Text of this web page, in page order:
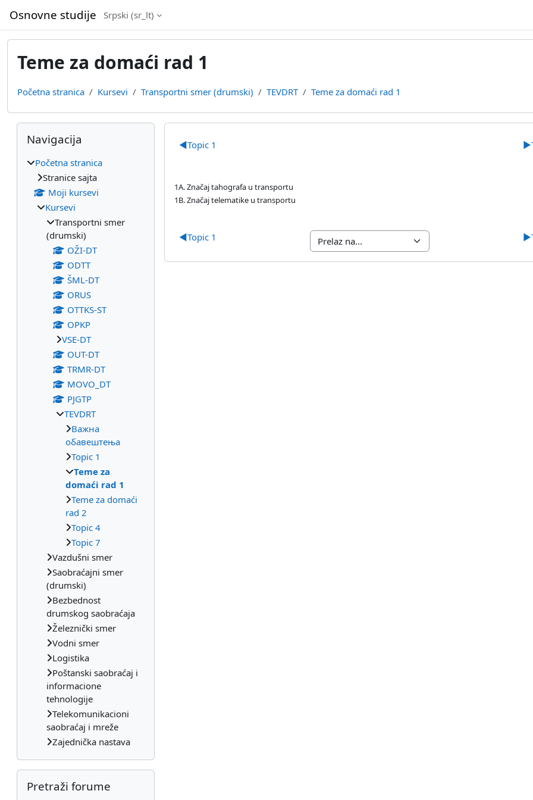
Osnovne studije Srpski ‎(sr_lt)‎
Teme za domaći rad 1
Početna stranica Kursevi Transportni smer (drumski) TEVDRT Teme za domaći rad 1
Pregled sekcija
◀︎Topic 1 ▶︎
1A. Značaj tahografa u transportu
1B. Značaj telematike u transportu
◀︎Topic 1 ▶︎
Blokovi
Preskoči Navigacija
Navigacija
Početna stranica
Stranice sajta
Moji kursevi
Kursevi
Transportni smer
(drumski)
OŽI-DT
ODTT
ŠML-DT
ORUS
OTTKS-ST
OPKP
VSE-DT
OUT-DT
TRMR-DT
MOVO_DT
PJGTP
TEVDRT
Важна
обавештења
Topic 1
Teme za
domaći rad 1
Teme za domaći
rad 2
Topic 4
Topic 7
Vazdušni smer
Saobraćajni smer
(drumski)
Bezbednost
drumskog saobraćaja
Železnički smer
Vodni smer
Logistika
Poštanski saobraćaj i
informacione
tehnologije
Telekomunikacioni
saobraćaj i mreže
Zajednička nastava
Preskoči Pretraži forume
Pretraži forume